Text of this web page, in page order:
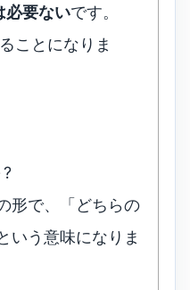
必要ないです。
ことになりま
形で、「どちらの
いう意味になりま